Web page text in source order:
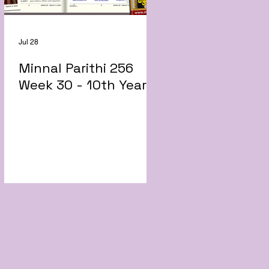
Minnal Parithi 256
Week 30 - 10th Year
Jul 28